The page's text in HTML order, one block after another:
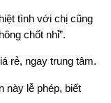
tình với chị cũng
chốt nhỉ”.
rẻ, ngay trung tâm.
này lễ phép, biết